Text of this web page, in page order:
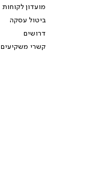
מועדון לקוחות
ביטול עסקה
דרושים
קשרי משקיעים